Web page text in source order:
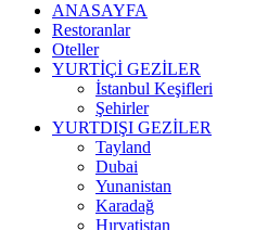
ANASAYFA
Restoranlar
Oteller
YURTİÇİ GEZİLER
İstanbul Keşifleri
Şehirler
YURTDIŞI GEZİLER
Tayland
Dubai
Yunanistan
Karadağ
Hırvatistan